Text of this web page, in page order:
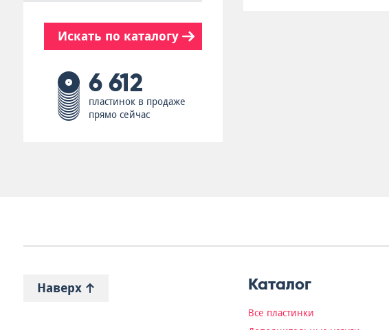
Искать по каталогу
6 612
пластинок в продаже
прямо сейчас
Наверх Каталог
Все пластинки